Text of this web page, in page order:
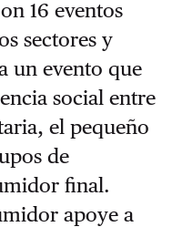
16 eventos
sectores y
un evento que
social entre
el pequeño
de
final.
apoye a